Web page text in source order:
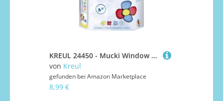
KREUL 24450 - Mucki Window Color Set, 4 x 29 ml Farbe und feste Folie, Fenstermalfarbe auf Wasserbasis, parabenfrei, glutenfrei, laktosefrei, vegan, leicht vermalbar, auswaschbar
von Kreul
gefunden bei Amazon Marketplace
8,99 €